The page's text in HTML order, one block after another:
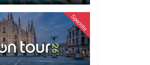
Speciale